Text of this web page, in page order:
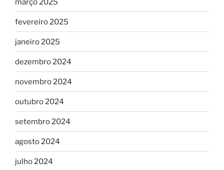
março 2025
fevereiro 2025
janeiro 2025
dezembro 2024
novembro 2024
outubro 2024
setembro 2024
agosto 2024
julho 2024